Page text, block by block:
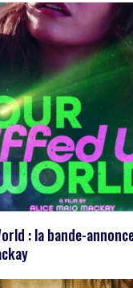
: la bande-